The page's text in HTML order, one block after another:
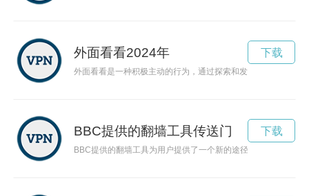
外面看看2024年
外面看看是一种积极主动的行为，通过探索和发现新事物，能
下载
BBC提供的翻墙工具传送门
BBC提供的翻墙工具为用户提供了一个新的途径，帮助用户绕
下载